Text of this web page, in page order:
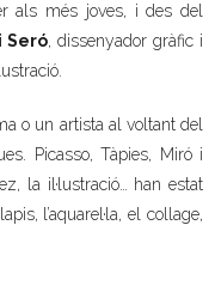
als més joves, i des del
Seró, dissenyador gràfic i
o un artista al voltant del
Picasso, Tàpies, Miró i
la il·lustració… han estat
l’aquarel·la, el collage,